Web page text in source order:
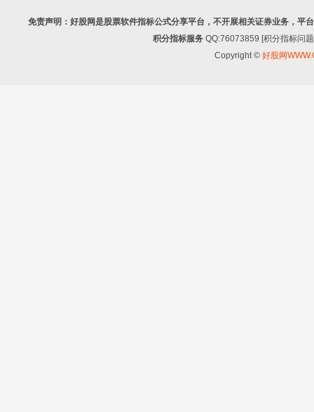
免责声明：好股网是股票软件指标公式分享平台，不开展相关证券业务，平
积分指标服务 QQ:76073859 [积分指标问
Copyright © 好股网